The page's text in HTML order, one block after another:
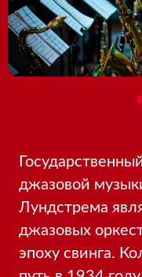
джазовой
Лундстрема
джазовых
эпоху свинга.